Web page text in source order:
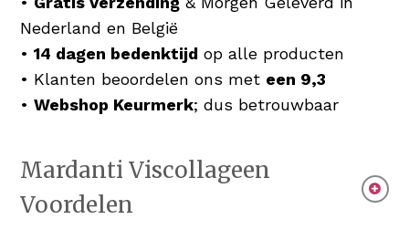
Nederland en België
•14 dagen bedenktijd op alle producten
• Klanten beoordelen ons met een 9,3
•Webshop Keurmerk; dus betrouwbaar
Mardanti Viscollageen
Voordelen